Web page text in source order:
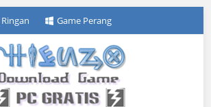
Game Perang